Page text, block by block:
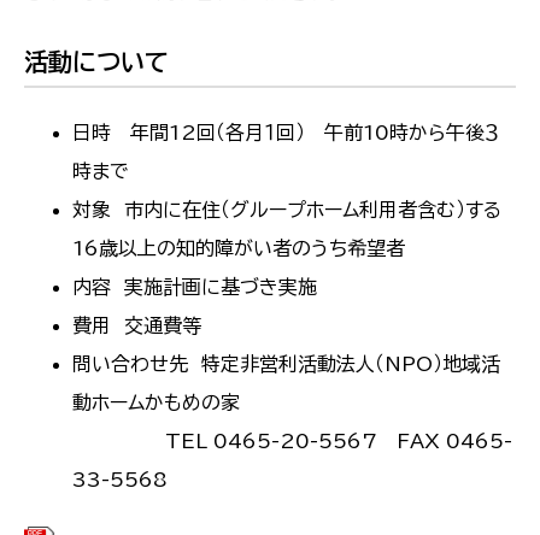
活動について
日時 年間12回（各月１回） 午前10時から午後３
時まで
対象 市内に在住（グループホーム利用者含む）する
16歳以上の知的障がい者のうち希望者
内容 実施計画に基づき実施
費用 交通費等
問い合わせ先 特定非営利活動法人（NPO）地域活
動ホームかもめの家
TEL 0465-20-5567 FAX 0465-
33-5568